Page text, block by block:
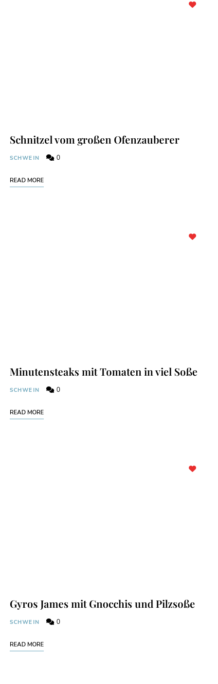
Schnitzel vom großen Ofenzauberer
SCHWEIN 0
READ MORE
Minutensteaks mit Tomaten in viel Soße
SCHWEIN 0
READ MORE
Gyros James mit Gnocchis und Pilzsoße
SCHWEIN 0
READ MORE